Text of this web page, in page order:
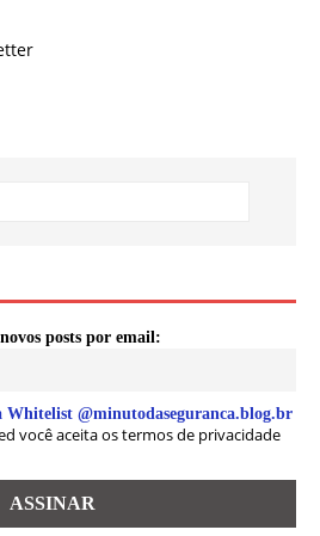
posts por email:
Whitelist @minutodaseguranca.blog.br
você aceita os termos de privacidade